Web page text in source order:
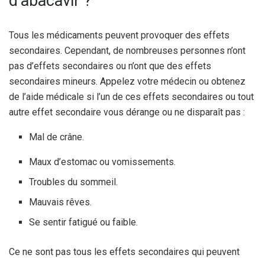
Tous les médicaments peuvent provoquer des effets
secondaires. Cependant, de nombreuses personnes n’ont
pas d’effets secondaires ou n’ont que des effets
secondaires mineurs. Appelez votre médecin ou obtenez
de l’aide médicale si l’un de ces effets secondaires ou tout
autre effet secondaire vous dérange ou ne disparaît pas :
Mal de crâne.
Maux d’estomac ou vomissements.
Troubles du sommeil.
Mauvais rêves.
Se sentir fatigué ou faible.
Ce ne sont pas tous les effets secondaires qui peuvent